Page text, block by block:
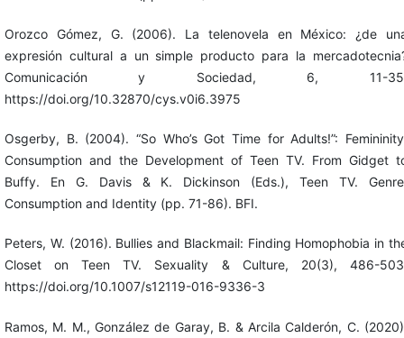
Orozco Gómez, G. (2006). La telenovela en México: ¿de
expresión cultural a un simple producto para la
Comunicación y Sociedad, 6, 11-
https://doi.org/10.32870/cys.v0i6.3975
Osgerby, B. (2004). “So Who’s Got Time for Adults!”:
Consumption and the Development of Teen TV. From Gidget
Buffy. En G. Davis & K. Dickinson (Eds.), Teen TV.
Consumption and Identity (pp. 71-86). BFI.
Peters, W. (2016). Bullies and Blackmail: Finding Homophobia in
Closet on Teen TV. Sexuality & Culture, 20(3), 486-
https://doi.org/10.1007/s12119-016-9336-3
Ramos, M. M., González de Garay, B. & Arcila Calderón, C.